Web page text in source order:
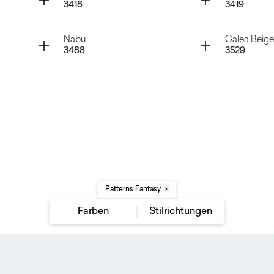
3418
3419
Nabu
3488
Container
Galea Beige
3529
Container
Patterns Fantasy
Farben Stilrichtungen